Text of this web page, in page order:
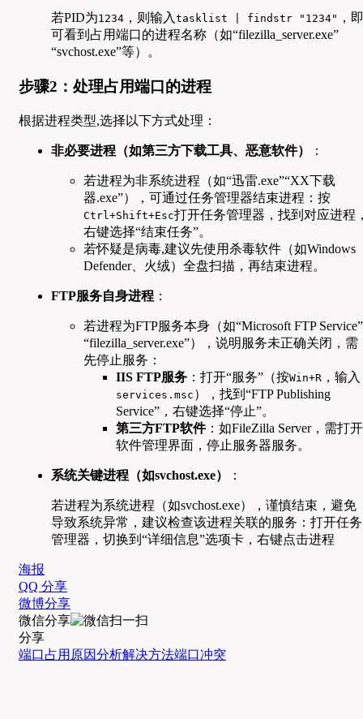
若PID为1234 ，则输入 tasklist | findstr "1234" ，即
可看到占用端口的进程名称（如“filezilla_server.exe”
“svchost.exe”等）。
步骤2：处理占用端口的进程
根据进程类型,选择以下方式处理：
非必要进程（如第三方下载工具、恶意软件） ：
若进程为非系统进程（如“迅雷.exe”“XX下载
器.exe”），可通过任务管理器结束进程：按
Ctrl+Shift+Esc打开任务管理器，找到对应进程
右键选择“结束任务”。
若怀疑是病毒,建议先使用杀毒软件（如Windows
Defender、火绒）全盘扫描，再结束进程。
FTP服务自身进程 ：
若进程为FTP服务本身（如“Microsoft FTP Service”
“filezilla_server.exe”），说明服务未正确关闭，需
先停止服务：
IIS FTP服务 ：打开“服务”（按Win+R ，输入
services.msc ），找到“FTP Publishing
Service”，右键选择“停止”。
第三方FTP软件：如FileZilla Server，需打开
软件管理界面，停止服务器服务。
系统关键进程（如svchost.exe） ：
若进程为系统进程（如svchost.exe），谨慎结束，避免
导致系统异常，建议检查该进程关联的服务：打开任务
管理器，切换到“详细信息”选项卡，右键点击进程
海报
QQ 分享
微博分享
微信分享
分享
端口占用 原因分析解决方法端口冲突